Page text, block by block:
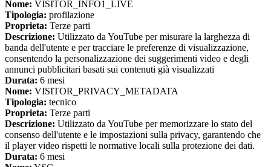
Nome: VISITOR_INFO1_LIVE
Tipologia: profilazione
Proprieta: Terze parti
Descrizione: Utilizzato da YouTube per misurare la larghezza di
banda dell'utente e per tracciare le preferenze di visualizzazione,
consentendo la personalizzazione dei suggerimenti video e degli
annunci pubblicitari basati sui contenuti già visualizzati
Durata: 6 mesi
Nome: VISITOR_PRIVACY_METADATA
Tipologia: tecnico
Proprieta: Terze parti
Descrizione: Utilizzato da YouTube per memorizzare lo stato del
consenso dell'utente e le impostazioni sulla privacy, garantendo che
il player video rispetti le normative locali sulla protezione dei dati.
Durata: 6 mesi